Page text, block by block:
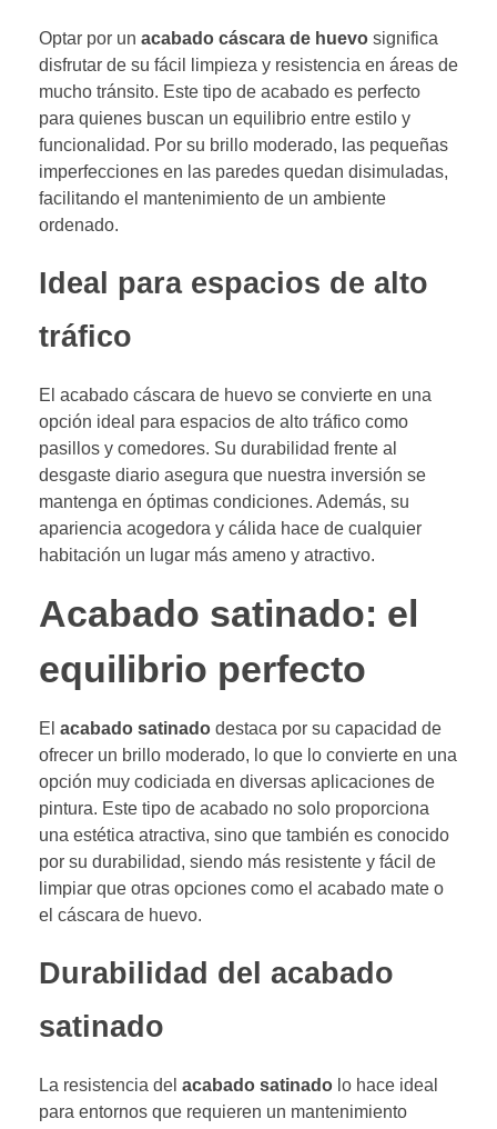
Optar por un acabado cáscara de huevo significa
disfrutar de su fácil limpieza y resistencia en áreas de
mucho tránsito. Este tipo de acabado es perfecto
para quienes buscan un equilibrio entre estilo y
funcionalidad. Por su brillo moderado, las pequeñas
imperfecciones en las paredes quedan disimuladas,
facilitando el mantenimiento de un ambiente
ordenado.
Ideal para espacios de alto
tráfico
El acabado cáscara de huevo se convierte en una
opción ideal para espacios de alto tráfico como
pasillos y comedores. Su durabilidad frente al
desgaste diario asegura que nuestra inversión se
mantenga en óptimas condiciones. Además, su
apariencia acogedora y cálida hace de cualquier
habitación un lugar más ameno y atractivo.
Acabado satinado: el
equilibrio perfecto
El acabado satinado destaca por su capacidad de
ofrecer un brillo moderado, lo que lo convierte en una
opción muy codiciada en diversas aplicaciones de
pintura. Este tipo de acabado no solo proporciona
una estética atractiva, sino que también es conocido
por su durabilidad, siendo más resistente y fácil de
limpiar que otras opciones como el acabado mate o
el cáscara de huevo.
Durabilidad del acabado
satinado
La resistencia del acabado satinado lo hace ideal
para entornos que requieren un mantenimiento